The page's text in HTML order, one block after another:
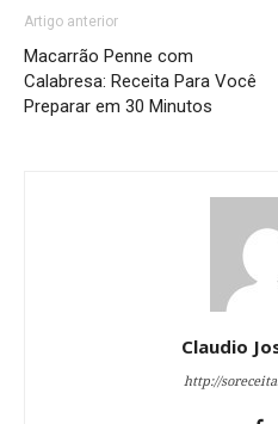
Artigo anterior
Macarrão Penne com
Calabresa: Receita Para Você
Preparar em 30 Minutos
Claudio
http://